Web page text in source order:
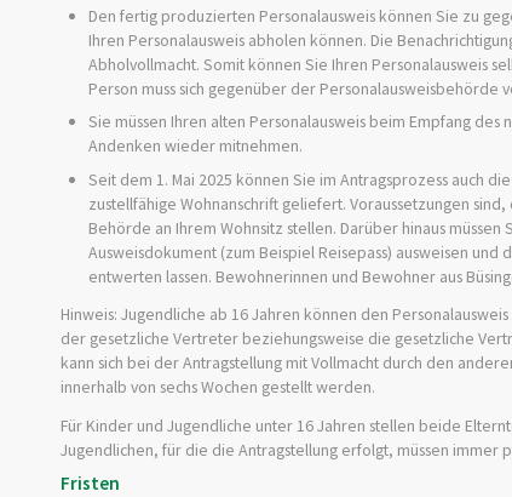
Den fertig produzierten Personalausweis können Sie zu
Ihren Personalausweis abholen können. Die
Abholvollmacht. Somit können Sie Ihren Personalausweis
Person muss sich gegenüber der
Sie müssen Ihren alten Personalausweis beim Empfang
Andenken wieder mitnehmen.
Seit dem 1. Mai 2025 können Sie im Antragsprozess auch
zustellfähige Wohnanschrift geliefert. Voraussetzungen
Behörde an Ihrem Wohnsitz stellen. Darüber hinaus
Ausweisdokument (zum Beispiel Reisepass) ausweisen
entwerten lassen. Bewohnerinnen und Bewohner aus
Hinweis: Jugendliche ab 16 Jahren können den
der gesetzliche Vertreter beziehungsweise die gesetzliche
kann sich bei der Antragstellung mit Vollmacht durch den
innerhalb von sechs Wochen gestellt werden.
Für Kinder und Jugendliche unter 16 Jahren stellen beide
Jugendlichen, für die die Antragstellung erfolgt, müssen immer
Fristen